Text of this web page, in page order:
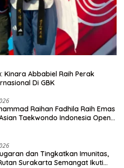
Kinara Abbabiel Raih Perak
Di GBK
Raihan Fadhila Raih Emas
Taekwondo Indonesia Open
dan Tingkatkan Imunitas,
Surakarta Semangat Ikuti